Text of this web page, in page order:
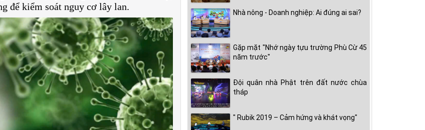
để kiểm soát nguy cơ lây lan.
Nhà nông - Doanh nghiệp: Ai đúng ai sai?
Gặp mặt "Nhớ ngày tựu trường Phù Cừ 45
năm trước"
Đội quân nhà Phật trên đất nước chùa
tháp
" Rubik 2019 – Cảm hứng và khát vọng"